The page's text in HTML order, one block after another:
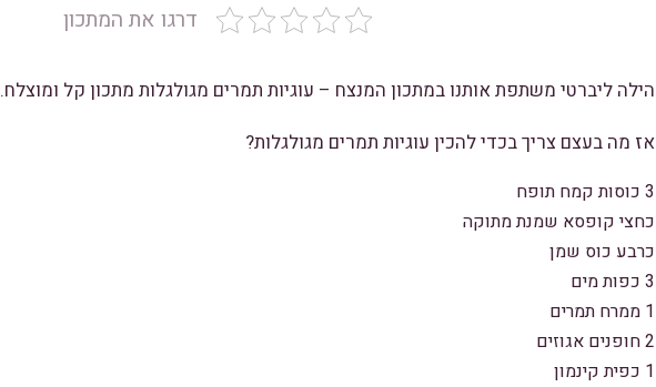
דרגו את המתכון
הילה ליברטי משתפת אותנו במתכון המנצח – עוגיות תמרים מגולגלות מתכון קל ומוצלח.
אז מה בעצם צריך בכדי להכין עוגיות תמרים מגולגלות?
3 כוסות קמח תופח
כחצי קופסא שמנת מתוקה
כרבע כוס שמן
3 כפות מים
1 ממרח תמרים
2 חופנים אגוזים
1 כפית קינמון